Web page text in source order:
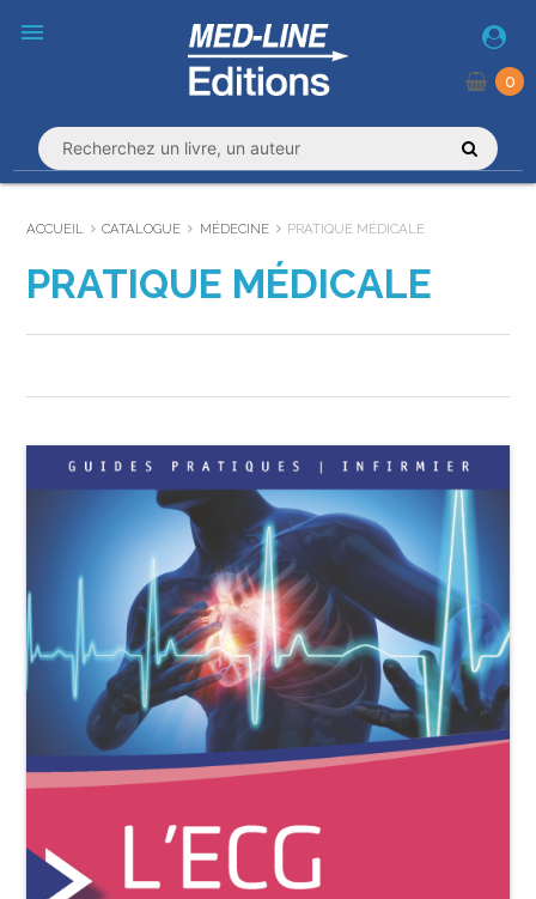
menu
0
ACCUEIL CATALOGUE MÉDECINE PRATIQUE MÉDICALE
PRATIQUE MÉDICALE